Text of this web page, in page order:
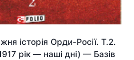
історія Орди-Росії. Т.2.
рік — наші дні) — Базiв